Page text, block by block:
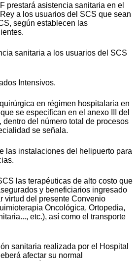
prestará asistencia sanitaria en el
a los usuarios del SCS que sean
según establecen las
sanitaria a los usuarios del SCS
Intensivos.
en régimen hospitalaria en
se especifican en el anexo III del
dentro del número total de procesos
se señala.
las instalaciones del helipuerto para
las terapéuticas de alto costo que
y beneficiarios ingresado
virtud del presente Convenio
Oncológica, Ortopedia,
etc.), así como el transporte
sanitaria realizada por el Hospital
afectar su normal